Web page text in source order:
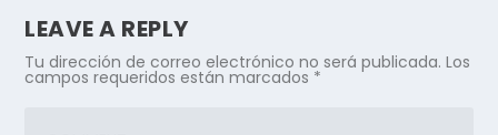
LEAVE A REPLY
Tu dirección de correo electrónico no será publicada. Los
campos requeridos están marcados *